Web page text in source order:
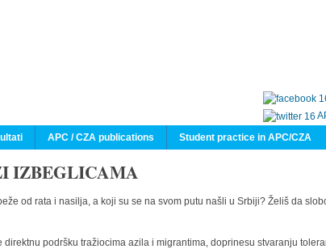
APC / CZA publications Student practice in APC/CZA
IZBEGLICAMA
od rata i nasilja, a koji su se na svom putu našli u Srbiji? Želiš da
podršku tražiocima azila i migrantima, doprinesu stvaranju